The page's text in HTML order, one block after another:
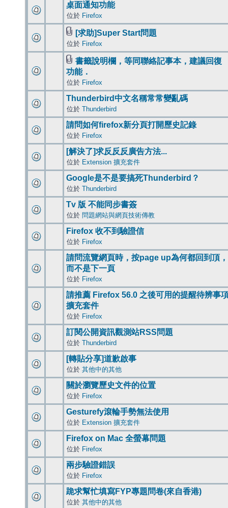
桌面通知功能
位於 Firefox
[求助]Super Start問題
位於 Firefox
書籤說明欄，等同聯絡記事本，建議回復
功能．
位於 Firefox
Thunderbird中文名稱常常變亂碼
位於 Thunderbird
請問如何firefox新分頁打開歷史記錄
位於 Firefox
[解決了]求反反反廣告方法...
位於 Extension 擴充套件
Google是不是要搞死Thunderbird？
位於 Thunderbird
Tv 版 不能同步書簽
位於 問題網站與網頁技術傳教
Firefox 收不到驗證信
位於 Firefox
請問流覽網頁時，按page up為何都回到頂，
而不是下一頁
位於 Firefox
請推薦 Firefox 56.0 之後可用的提醒待辨事
擴充套件
位於 Firefox
訂閱公開資訊觀測站RSS問題
位於 Thunderbird
[轉貼分享]道歉啟事
位於 其他中的其他
關於瀏覽歷史文件的位置
位於 Firefox
Gesturefy滾輪手勢無法使用
位於 Extension 擴充套件
Firefox on Mac 全螢幕問題
位於 Firefox
兩步驗證錯誤
位於 Firefox
跪求幫忙填寫FYP專題問卷(來自香港)
位於 其他中的其他